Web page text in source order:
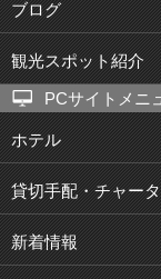
ブログ
観光スポット紹介
PCサイトメニ
ホテル
貸切手配・チャー
新着情報